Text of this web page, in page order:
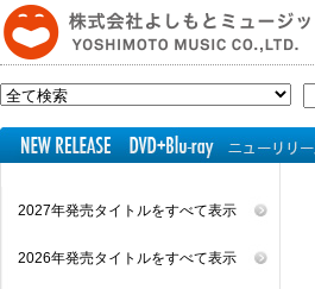
2027年発売タイトルをすべて表示
2026年発売タイトルをすべて表示